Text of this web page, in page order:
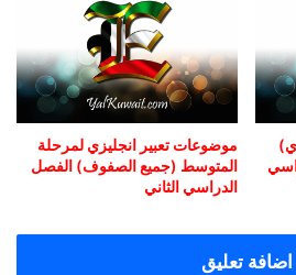
موضوعات تعبير انجليزي لمرحلة
المتوسط (جميع الصفوف) الفصل
الدراسي الثاني
اضافة تعليق